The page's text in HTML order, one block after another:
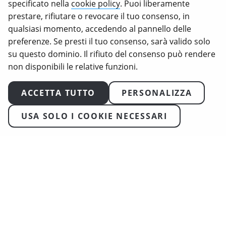
Animal Equality, Love Veg e iAnimal sono marchi
registrati di Animal Equality.
2026Animal Equality. Tutti i diritti riservati
specificato nella cookie policy. Puoi liberamente
prestare, rifiutare o revocare il tuo consenso, in
qualsiasi momento, accedendo al pannello delle
preferenze. Se presti il tuo consenso, sarà valido solo
su questo dominio. Il rifiuto del consenso può rendere
non disponibili le relative funzioni.
ACCETTA TUTTO PERSONALIZZA
USA SOLO I COOKIE NECESSARI